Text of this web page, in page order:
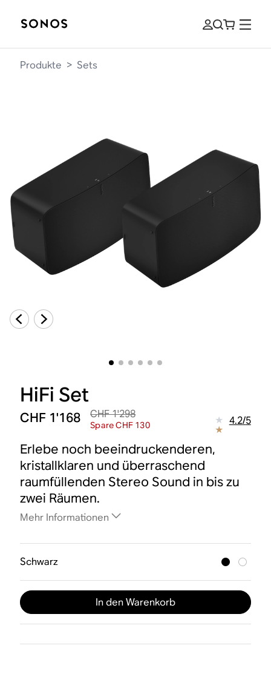
Produkte > Sets
HiFi Set
CHF 1'168 CHF 1'298
Spare CHF 130 4.2/5
Erlebe noch beeindruckenderen,
kristallklaren und überraschend
raumfüllenden Stereo Sound in bis zu
zwei Räumen.
Mehr Informationen
Schwarz
In den Warenkorb